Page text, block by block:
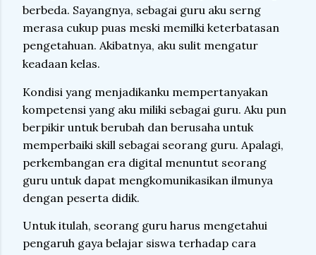
berbeda. Sayangnya, sebagai guru aku serng
merasa cukup puas meski memilki keterbatasan
pengetahuan. Akibatnya, aku sulit mengatur
keadaan kelas.
Kondisi yang menjadikanku mempertanyakan
kompetensi yang aku miliki sebagai guru. Aku pun
berpikir untuk berubah dan berusaha untuk
memperbaiki skill sebagai seorang guru. Apalagi,
perkembangan era digital menuntut seorang
guru untuk dapat mengkomunikasikan ilmunya
dengan peserta didik.
Untuk itulah, seorang guru harus mengetahui
pengaruh gaya belajar siswa terhadap cara